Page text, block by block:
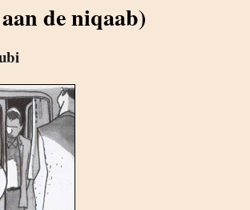
de niqaab)